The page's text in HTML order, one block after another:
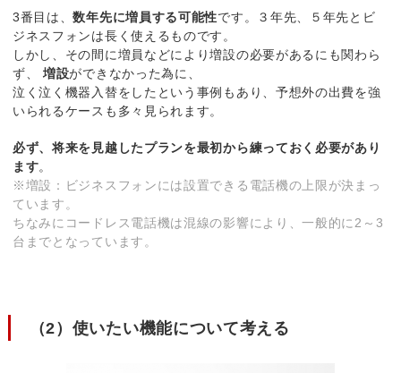
3番目は、数年先に増員する可能性です。３年先、５年先とビ
ジネスフォンは長く使えるものです。
しかし、その間に増員などにより増設の必要があるにも関わら
ず、増設ができなかった為に、
泣く泣く機器入替をしたという事例もあり、予想外の出費を強
いられるケースも多々見られます。
必ず、将来を見越したプランを最初から練っておく必要があり
ます。
※増設：ビジネスフォンには設置できる電話機の上限が決まっ
ています。
ちなみにコードレス電話機は混線の影響により、一般的に2～3
台までとなっています。
（2）使いたい機能について考える